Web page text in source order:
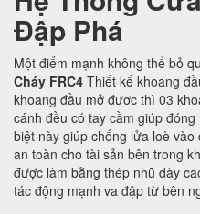
Đập Phá
Một điểm mạnh không thể bỏ
Cháy FRC4 Thiết kế khoang
khoang đầu mở đươc thì 03
cánh đều có tay cầm giúp
biệt này giúp chống lửa loè
an toàn cho tài sản bên trong
được làm bằng thép nhũ dày
tác động mạnh va đập từ bên